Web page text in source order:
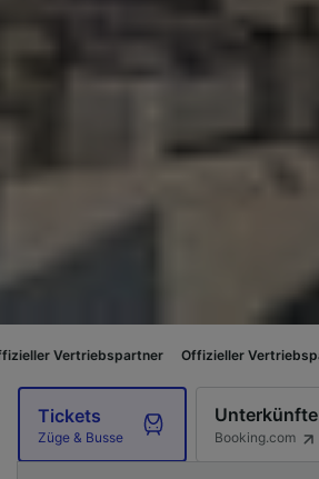
Offizieller Vertriebspartner
Tickets
Züge & Busse
Unterkünfte
Booking.com